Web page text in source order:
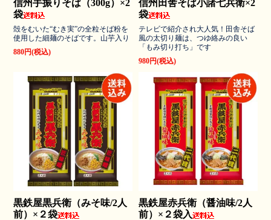
信州手振りそば（300g）×2
袋
殻をむいた“むき実”の全粒そば粉を
使用した細麺のそばです。山芋入り
880円(税込)
信州田舎そば小諸七兵衛×2
袋
テレビで紹介され大人気！田舎そば
風の太切り麺は、つゆ絡みの良い
「もみ切り打ち」です
980円(税込)
黒鉄屋黒兵衛（みそ味/2人
前）×２袋
黒鉄屋赤兵衛（醤油味/2人
前）×２袋入